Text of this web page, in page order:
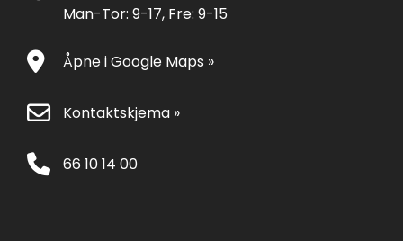
Man-Tor: 9-17, Fre: 9-15
Åpne i Google Maps »
Kontaktskjema »
66 10 14 00